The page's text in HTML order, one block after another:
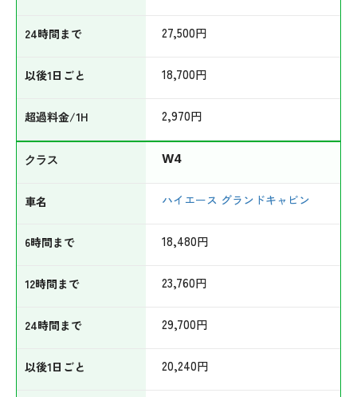
27,500円
18,700円
2,970円
W4
ハイエース グランドキャビン
18,480円
23,760円
29,700円
20,240円